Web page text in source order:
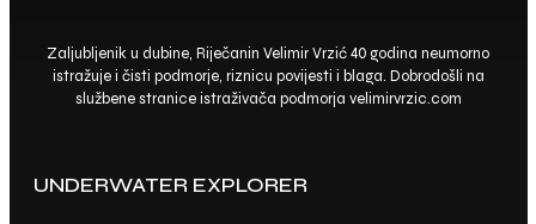
Zaljubljenik u dubine, Riječanin Velimir Vrzić 40 godina neumorno
istražuje i čisti podmorje, riznicu povijesti i blaga. Dobrodošli na
službene stranice istraživača podmorja velimirvrzic.com
UNDERWATER EXPLORER